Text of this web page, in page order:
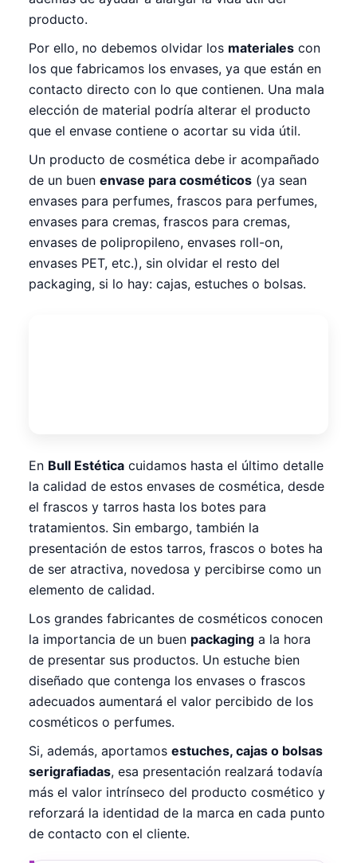
producto.
Por ello, no debemos olvidar los materiales con
los que fabricamos los envases, ya que están en
contacto directo con lo que contienen. Una mala
elección de material podría alterar el producto
que el envase contiene o acortar su vida útil.
Un producto de cosmética debe ir acompañado
de un buen envase para cosméticos (ya sean
envases para perfumes, frascos para perfumes,
envases para cremas, frascos para cremas,
envases de polipropileno, envases roll-on,
envases PET, etc.), sin olvidar el resto del
packaging, si lo hay: cajas, estuches o bolsas.
En Bull Estética cuidamos hasta el último detalle
la calidad de estos envases de cosmética, desde
el frascos y tarros hasta los botes para
tratamientos. Sin embargo, también la
presentación de estos tarros, frascos o botes ha
de ser atractiva, novedosa y percibirse como un
elemento de calidad.
Los grandes fabricantes de cosméticos conocen
la importancia de un buen packaging a la hora
de presentar sus productos. Un estuche bien
diseñado que contenga los envases o frascos
adecuados aumentará el valor percibido de los
cosméticos o perfumes.
Si, además, aportamos estuches, cajas o bolsas
serigrafiadas, esa presentación realzará todavía
más el valor intrínseco del producto cosmético y
reforzará la identidad de la marca en cada punto
de contacto con el cliente.